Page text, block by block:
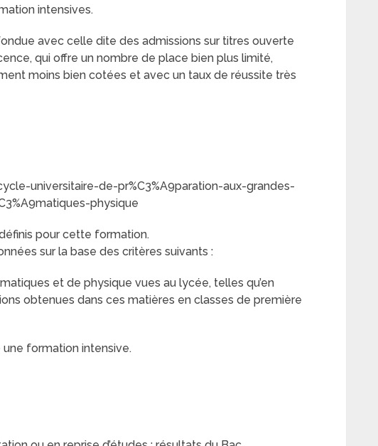
intensives.
avec celle dite des admissions sur titres ouverte
qui offre un nombre de place bien plus limité,
moins bien cotées et avec un taux de réussite très
universitaire-de-pr%C3%A9paration-aux-grandes-
physique
définis pour cette formation.
sur la base des critères suivants :
et de physique vues au lycée, telles qu’en
obtenues dans ces matières en classes de première
formation intensive.